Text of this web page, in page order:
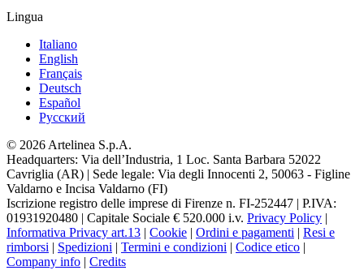
Lingua
Italiano
English
Français
Deutsch
Español
Pусский
© 2026 Artelinea S.p.A.
Headquarters: Via dell’Industria, 1 Loc. Santa Barbara 52022
Cavriglia (AR) | Sede legale: Via degli Innocenti 2, 50063 - Figline
Valdarno e Incisa Valdarno (FI)
Iscrizione registro delle imprese di Firenze n. FI-252447 | P.IVA:
01931920480 | Capitale Sociale € 520.000 i.v. Privacy Policy |
Informativa Privacy art.13 | Cookie | Ordini e pagamenti | Resi e
rimborsi | Spedizioni | Termini e condizioni | Codice etico |
Company info | Credits